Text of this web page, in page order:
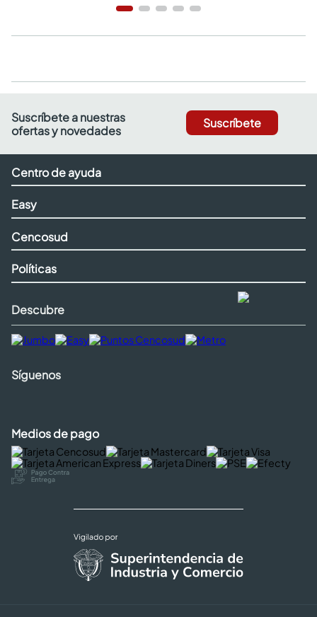
Suscríbete a nuestras
ofertas y novedades
Suscríbete
Centro de ayuda
Easy
Cencosud
Políticas
Descubre
Síguenos
Medios de pago